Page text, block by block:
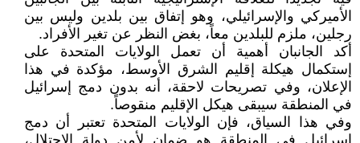
الأميركي والإسرائيلي، وهو إتفاق بين بلدين وليس بين
رجلين، ملزم للبلدين معاً، بغض النظر عن تغير الأفراد.
أكد الجانبان أهمية أن تعمل الولايات المتحدة على
إستكمال هيكلة إقليم الشرق الأوسط، مؤكدة في هذا
الإعلان، وفي تصريحات لاحقة، أنه بدون دمج إسرائيل
في المنطقة سيبقى هيكل الإقليم منقوصاً.
وفي هذا السياق، فإن الولايات المتحدة تعتبر أن دمج